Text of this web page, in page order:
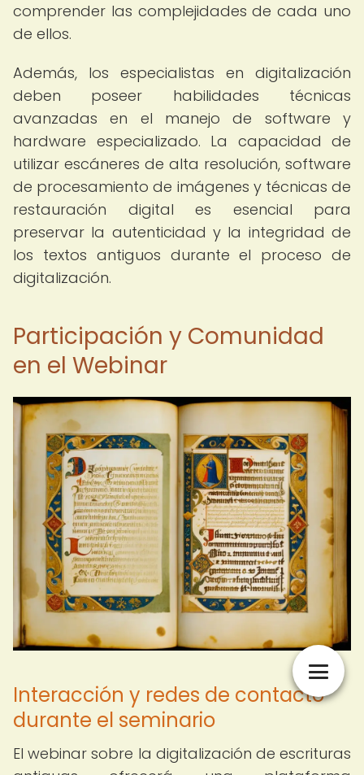
comprender las complejidades de cada uno
de ellos.
Además, los especialistas en digitalización
deben poseer habilidades técnicas
avanzadas en el manejo de software y
hardware especializado. La capacidad de
utilizar escáneres de alta resolución, software
de procesamiento de imágenes y técnicas de
restauración digital es esencial para
preservar la autenticidad y la integridad de
los textos antiguos durante el proceso de
digitalización.
Participación y Comunidad
en el Webinar
Interacción y redes de contacto
durante el seminario
El webinar sobre la digitalización de escrituras